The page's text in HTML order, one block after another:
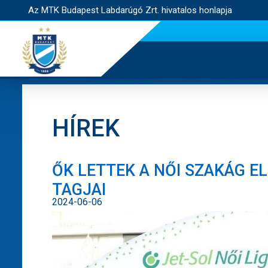
Az MTK Budapest Labdarúgó Zrt. hivatalos honlapja
HÍREK
ŐK LETTEK A NŐI SZAKÁG
TAGJAI
2024-06-06